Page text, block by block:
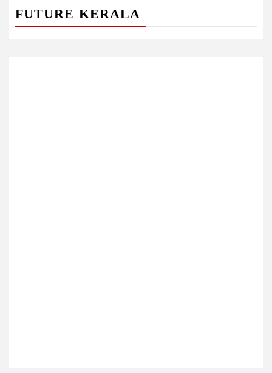
FUTURE KERALA